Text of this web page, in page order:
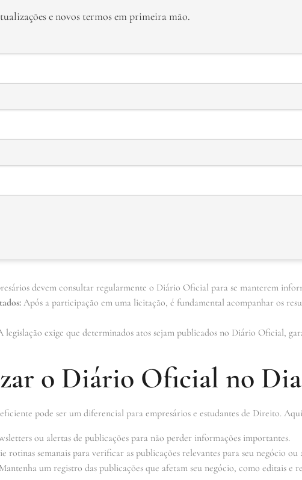
e novos termos em primeira mão.
devem consultar regularmente o Diário Oficial para se manterem
Após a participação em uma licitação, é fundamental acompanhar os
legislação exige que determinados atos sejam publicados no Diário Oficial,
o Diário Oficial no
pode ser um diferencial para empresários e estudantes de Direito. Aqui
ou alertas de publicações para não perder informações importantes.
rotinas semanais para verificar as publicações relevantes para seu negócio ou
Mantenha um registro das publicações que afetam seu negócio, como editais e